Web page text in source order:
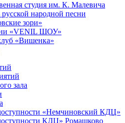
студия им. К. Малевича
народной песни
зори»
«VENIL ШОУ»
«Вишенка»
зала
«Немчиновский КДЦ»
КДЦ» Ромашково